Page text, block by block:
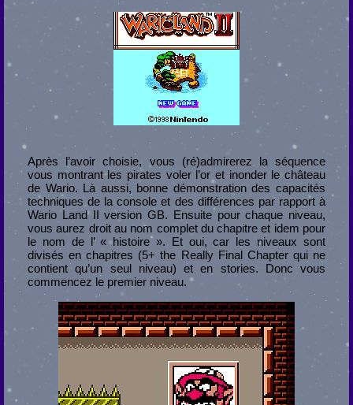
Après l’avoir choisie, vous (ré)admirerez la séquence
vous montrant les pirates voler l’or et inonder le château
de Wario. Là aussi, bonne démonstration des capacités
techniques de la console et des différences par rapport à
Wario Land II version GB. Ensuite pour chaque niveau,
vous aurez droit au nom complet du chapitre et idem pour
le nom de l’ « histoire ». Et oui, car les niveaux sont
divisés en chapitres (5+ the Really Final Chapter qui ne
contient qu’un seul niveau) et en stories. Donc vous
commencez le premier niveau.